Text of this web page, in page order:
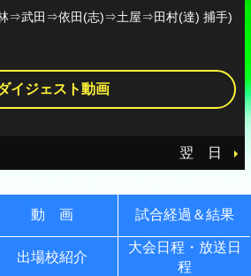
林⇒武田⇒依田(志)⇒土屋⇒田村(達) 捕手)
イジェスト動画
翌 日
動 画 試合経過＆結果
出場校紹介
大会日程・放送日
程